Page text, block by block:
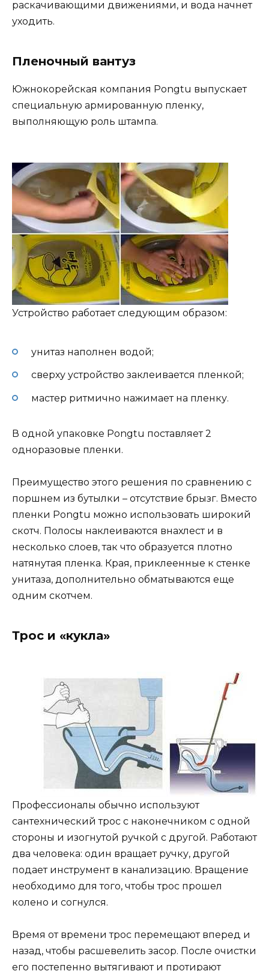
раскачивающими движениями, и вода начнет
уходить.
Пленочный вантуз
Южнокорейская компания Pongtu выпускает
специальную армированную пленку,
выполняющую роль штампа.
Устройство работает следующим образом:
унитаз наполнен водой;
сверху устройство заклеивается пленкой;
мастер ритмично нажимает на пленку.
В одной упаковке Pongtu поставляет 2
одноразовые пленки.
Преимущество этого решения по сравнению с
поршнем из бутылки – отсутствие брызг. Вместо
пленки Pongtu можно использовать широкий
скотч. Полосы наклеиваются внахлест и в
несколько слоев, так что образуется плотно
натянутая пленка. Края, приклеенные к стенке
унитаза, дополнительно обматываются еще
одним скотчем.
Трос и «кукла»
Профессионалы обычно используют
сантехнический трос с наконечником с одной
стороны и изогнутой ручкой с другой. Работают
два человека: один вращает ручку, другой
подает инструмент в канализацию. Вращение
необходимо для того, чтобы трос прошел
колено и согнулся.
Время от времени трос перемещают вперед и
назад, чтобы расшевелить засор. После очистки
его постепенно вытягивают и протирают